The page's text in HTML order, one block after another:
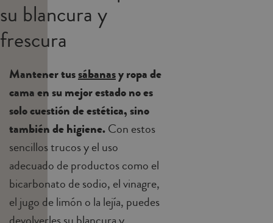
su blancura y
frescura
Mantener tussábanasy ropa de
cama en su mejor estado no es
solo cuestión de estética, sino
también de higiene.Con estos
sencillos trucos y el uso
adecuado de productos como el
bicarbonato de sodio, el vinagre,
el jugo de limón o la lejía, puedes